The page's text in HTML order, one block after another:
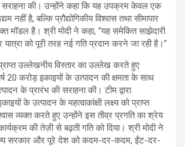
की। उन्होंने कहा कि यह उपक्रम केवल एक
नहीं है, बल्कि प्रौद्योगिकीय विश्वास तथा सीमापार
मॉडल है। श्री मोदी ने कहा, “यह समेकित साझेदारी
को पूरी तरह नई गति प्रदान करने जा रही है।”
प्राप्त उल्लेखनीय विस्तार का उल्लेख करते हुए
20 करोड़ इकाइयों के उत्पादन की क्षमता के साथ
के प्रारंभ की सराहना की। टीम द्वारा
के उत्पादन के महत्वाकांक्षी लक्ष्य को प्राप्त
व्यक्त करते हुए उन्होंने इस तीव्र प्रगति का श्रेय
कार्यक्रम की तेज़ी से बढ़ती गति को दिया। श्री मोदी ने
सरकार और पूरे देश को कदम-दर-कदम, ईंट-दर-